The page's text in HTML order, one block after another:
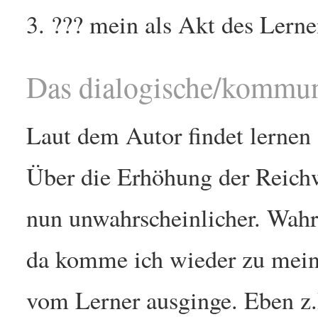
??? mein als Akt des
Das dialogische/
Laut dem Autor findet
Über die Erhöhung der
nun unwahrscheinlicher.
da komme ich wieder zu
vom Lerner ausginge. Eben